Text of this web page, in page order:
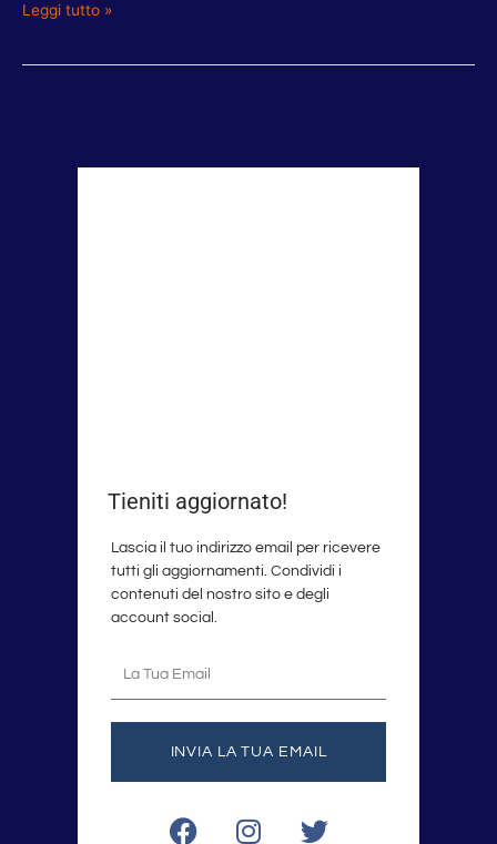
Leggi tutto »
Tieniti aggiornato!
Lascia il tuo indirizzo email per ricevere
tutti gli aggiornamenti. Condividi i
contenuti del nostro sito e degli
account social.
INVIA LA TUA EMAIL
F
I
T